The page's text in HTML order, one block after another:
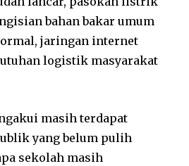
bahan bakar umum
jaringan internet
logistik masyarakat
masih terdapat
yang belum pulih
sekolah masih